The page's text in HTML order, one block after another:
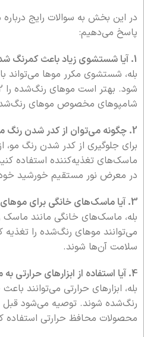
در این بخش به سوالات رایج
پاسخ می‌دهیم:
1. آیا شستشوی زیاد باعث کمرنگ شدن رنگ مو می‌شود؟
بله، شستشوی مکرر موها
شامپوهای مخصوص موهای
2. چگونه می‌توان از کدر شدن رنگ مو جلوگیری کرد؟
برای جلوگیری از کدر شدن رنگ
ماسک‌های تغذیه‌کننده استفاده
در معرض نور مستقیم خورشید
3. آیا ماسک‌های خانگی برای موهای رنگ‌شده موثر هستند؟
بله، ماسک‌های خانگی مانند ماسک
می‌توانند موهای رنگ‌شده را
سلامت آن‌ها شوند.
4. آیا استفاده از ابزارهای حرارتی به موهای رنگ‌شده آسیب می‌زند؟
بله، ابزارهای حرارتی می‌توانند
رنگ‌شده شوند. توصیه می‌شود قبل از
محصولات محافظ حرارتی استفاده